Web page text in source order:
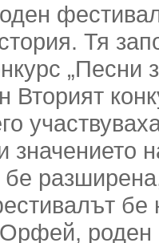
Тя
Вторият
значението
бе
роден